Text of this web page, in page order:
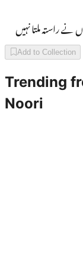
راستہ ملتا نہیں
Add to Collection
Trending
Noori